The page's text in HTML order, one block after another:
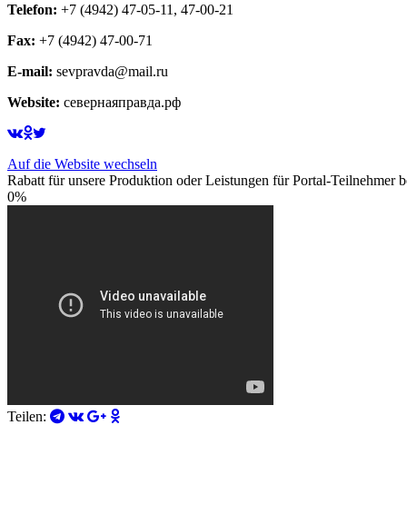
Telefon: +7 (4942) 47-05-11, 47-00-21
Fax: +7 (4942) 47-00-71
E-mail: sevpravda@mail.ru
Website: севернаяправда.рф
Auf die Website wechseln
Rabatt für unsere Produktion oder Leistungen für Portal-Teilnehmer
0%
Teilen: